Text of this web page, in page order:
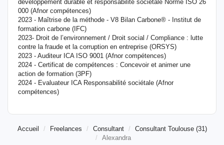
développement durable et responsabilité sociétale Norme ISO 26
000 (Afnor compétences)
2023 - Maîtrise de la méthode - V8 Bilan Carbone® - Institut de
formation carbone (IFC)
2023- Droit de l’environnement / Droit social / Compliance : lutte
contre la fraude et la corruption en entreprise (ORSYS)
2023 - Auditeur ICA ISO 9001 (Afnor compétences)
2024 - Certificat de compétences : Concevoir et animer une
action de formation (3PF)
2024 - Evaluateur ICA Responsabilité sociétale (Afnor
compétences)
Accueil Freelances Consultant
Consultant Toulouse (31)
Alexandra